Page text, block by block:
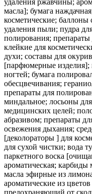
масла]; бумага
косметические;
удаления пыли; пудра
полирования; препараты
клейкие для
духи; составы для
[парфюмерные изделия];
ногтей; бумага
обесцвечивания;
препараты для
миндальное; лосьоны
медицинских целей;
абразивом; препараты
освежения дыхания;
[деколораторы ] для
для сухой чистки; вода
паркетного воска
ароматическая;
масла эфирные из
ароматические из
предохраняющий от